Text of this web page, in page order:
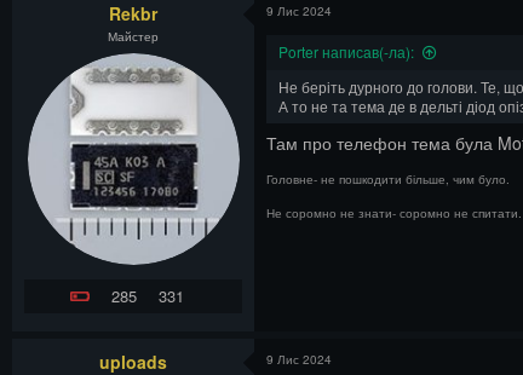
Rekbr
Майстер
285 331
9 Лис 2024
Porter написав(-ла):
Не беріть дурного до голови. Те,
А то не та тема де в дельті діод
Там про телефон тема була
Головне- не пошкодити більше, чим було.
Не соромно не знати- соромно не спитати.
uploads 9 Лис 2024